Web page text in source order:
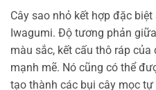
Cây sao nhỏ kết hợp đặc
Iwagumi. Độ tương phản
màu sắc, kết cấu thô ráp
mạnh mẽ. Nó cũng có thể
tạo thành các bụi cây mọc tự